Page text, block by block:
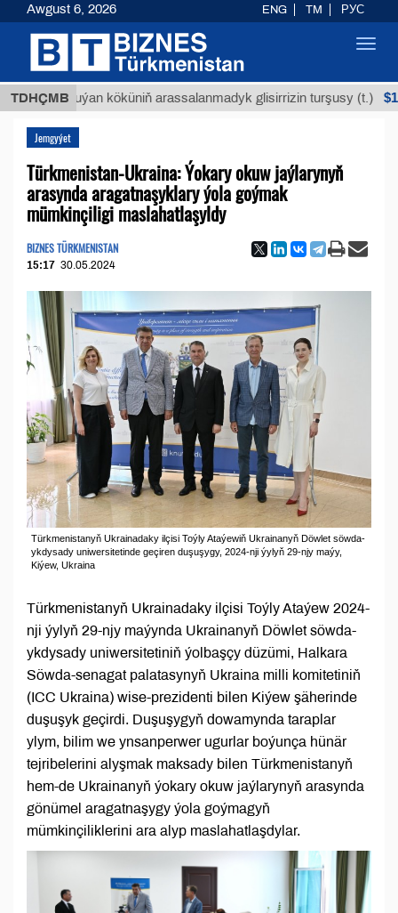
TDHÇMB
Buýan köküniň arassalanmadyk glisirrizin turşusy (t.) $12935,18
Jemgyýet
Türkmenistan-Ukraina: Ýokary okuw jaýlarynyň
arasynda aragatnaşyklary ýola goýmak
mümkinçiligi maslahatlaşyldy
BIZNES TÜRKMENISTAN
15:17 30.05.2024
Türkmenistanyň Ukrainadaky ilçisi Toýly Ataýewiň Ukrainanyň Döwlet söwda-
ykdysady uniwersitetinde geçiren duşuşygy, 2024-nji ýylyň 29-njy maýy,
Kiýew, Ukraina
Türkmenistanyň Ukrainadaky ilçisi Toýly Ataýew 2024-
nji ýylyň 29-njy maýynda Ukrainanyň Döwlet söwda-
ykdysady uniwersitetiniň ýolbaşçy düzümi, Halkara
Söwda-senagat palatasynyň Ukraina milli komitetiniň
(ICC Ukraina) wise-prezidenti bilen Kiýew şäherinde
duşuşyk geçirdi. Duşuşygyň dowamynda taraplar
ylym, bilim we ynsanperwer ugurlar boýunça hünär
tejribelerini alyşmak maksady bilen Türkmenistanyň
hem-de Ukrainanyň ýokary okuw jaýlarynyň arasynda
gönümel aragatnaşygy ýola goýmagyň
mümkinçiliklerini ara alyp maslahatlaşdylar.
Awgust 6, 2026 ENG TM РУС